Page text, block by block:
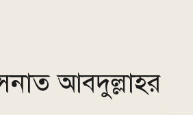
আবদুল্লাহর